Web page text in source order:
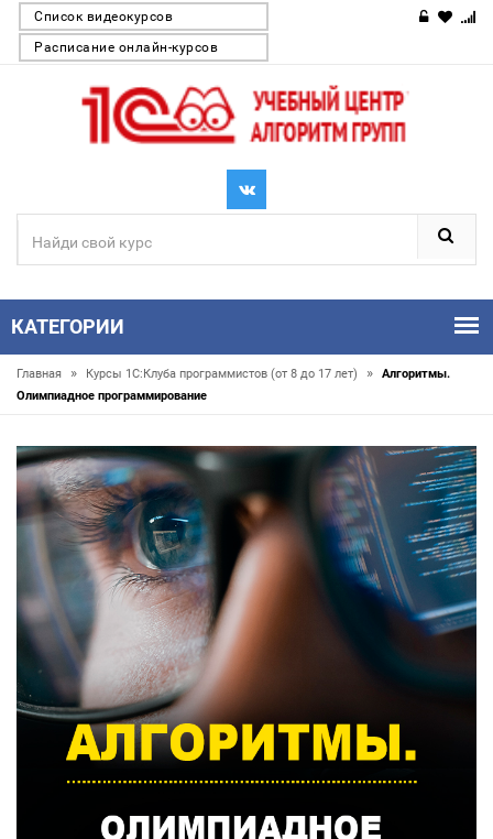
Список видеокурсов
Расписание онлайн-курсов
КАТЕГОРИИ
Главная » Курсы 1С:Клуба программистов (от 8 до 17 лет) »
Алгоритмы.
Олимпиадное программирование